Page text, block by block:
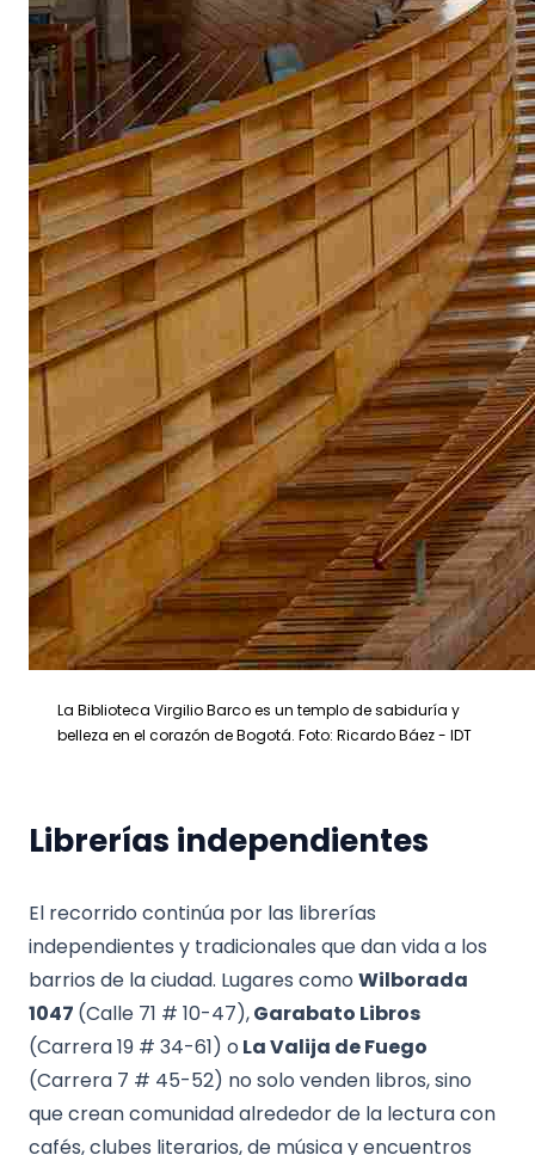
La Biblioteca Virgilio Barco es un templo de sabiduría y
belleza en el corazón de Bogotá. Foto: Ricardo Báez - IDT
Librerías independientes
El recorrido continúa por las librerías
independientes y tradicionales que dan vida a los
barrios de la ciudad. Lugares como Wilborada
1047 (Calle 71 # 10-47),Garabato Libros
(Carrera 19 # 34-61) o La Valija de Fuego
(Carrera 7 # 45-52) no solo venden libros, sino
que crean comunidad alrededor de la lectura con
cafés, clubes literarios, de música y encuentros